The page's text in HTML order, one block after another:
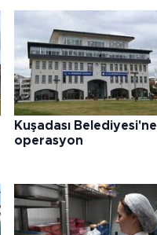
Kuşadası Belediyesi'ne
operasyon